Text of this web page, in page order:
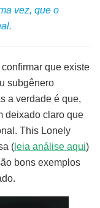
vez, que o
que existe
subgênero
a verdade é que,
deixado claro que
This Lonely
( leia análise aqui)
bons exemplos